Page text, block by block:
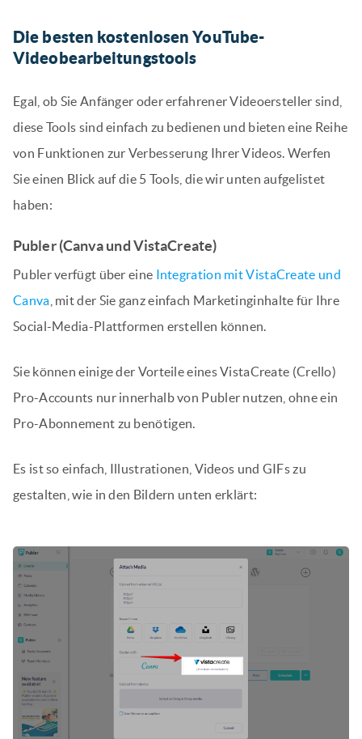
Die besten kostenlosen YouTube-
Videobearbeitungstools
Egal, ob Sie Anfänger oder erfahrener Videoersteller sind,
diese Tools sind einfach zu bedienen und bieten eine Reihe
von Funktionen zur Verbesserung Ihrer Videos. Werfen
Sie einen Blick auf die 5 Tools, die wir unten aufgelistet
haben:
Publer (Canva und VistaCreate)
Publer verfügt über eine Integration mit VistaCreate und
Canva , mit der Sie ganz einfach Marketinginhalte für Ihre
Social-Media-Plattformen erstellen können.
Sie können einige der Vorteile eines VistaCreate (Crello)
Pro-Accounts nur innerhalb von Publer nutzen, ohne ein
Pro-Abonnement zu benötigen.
Es ist so einfach, Illustrationen, Videos und GIFs zu
gestalten, wie in den Bildern unten erklärt: